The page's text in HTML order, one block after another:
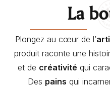
La
Plongez au cœur de l’
produit raconte une
et de créativité qui
Des pains qui